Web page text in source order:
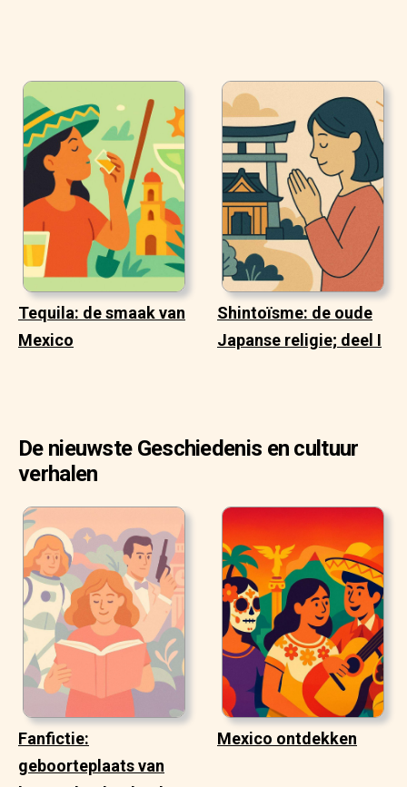
Tequila: de smaak van
Mexico
Shintoïsme: de oude
Japanse religie; deel I
De nieuwste Geschiedenis en cultuur
verhalen
Fanfictie:
geboorteplaats van
Mexico ontdekken